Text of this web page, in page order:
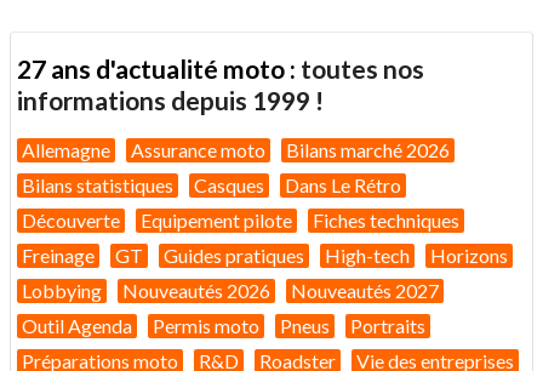
27 ans d'actualité moto : toutes nos
informations depuis 1999 !
Allemagne Assurance moto
Bilans marché 2026
Bilans statistiques
Casques
Dans Le Rétro
Découverte
Equipement pilote
Fiches techniques
Freinage
GT Guides pratiques High-tech
Horizons
Lobbying
Nouveautés 2026
Nouveautés 2027
Outil Agenda
Permis moto Pneus
Portraits
Préparations moto
R&D Roadster Vie des entreprises